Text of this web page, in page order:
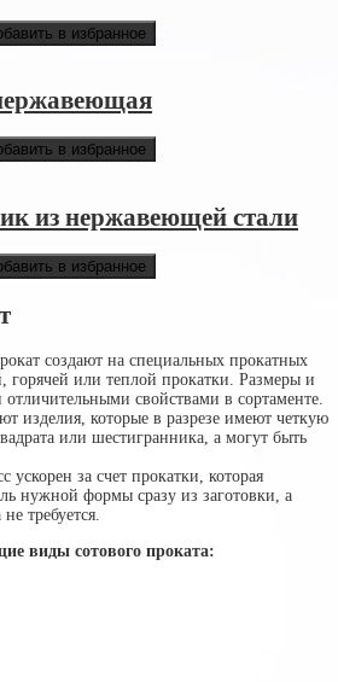
в избранное
в избранное
из нержавеющей стали
в избранное
создают на специальных прокатных
горячей или теплой прокатки. Размеры и
свойствами в сортаменте.
изделия, которые в разрезе имеют четкую
или шестигранника, а могут быть
ускорен за счет прокатки, которая
нужной формы сразу из заготовки, а
требуется.
виды сотового проката: